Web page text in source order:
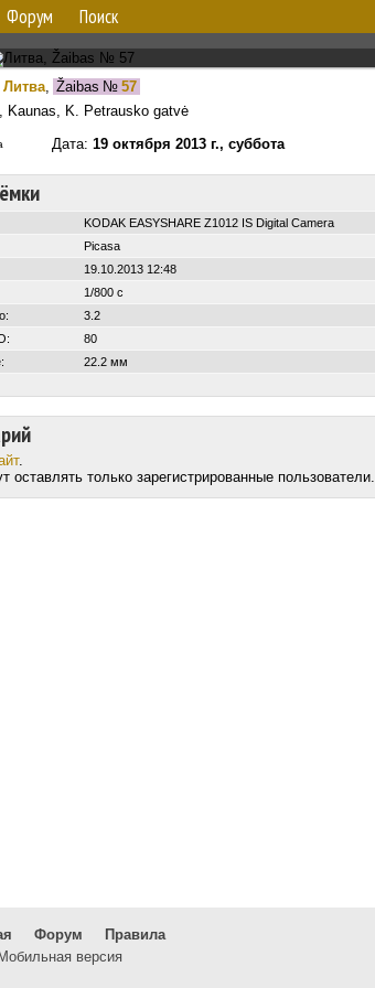
Форум Поиск
Литва, Žaibas № 57
Kaunas, K. Petrausko gatvė
Дата: 19 октября 2013 г., суббота
KODAK EASYSHARE Z1012 IS Digital Camera
Picasa
19.10.2013 12:48
1/800 с
3.2
80
22.2 мм
.
оставлять только зарегистрированные пользователи.
Форум
Правила
Мобильная версия